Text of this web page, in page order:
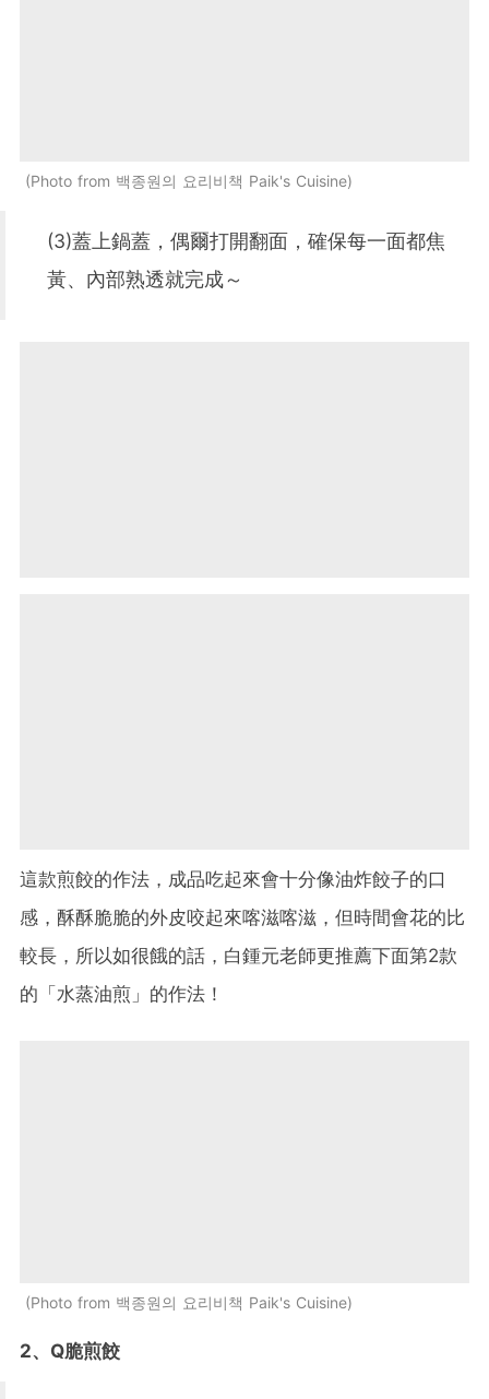
Photo from 백종원의 요리비책 Paik's Cuisine
(3)蓋上鍋蓋，偶爾打開翻面，確保每一面都焦
黃、內部熟透就完成～
這款煎餃的作法，成品吃起來會十分像油炸餃子的口
感，酥酥脆脆的外皮咬起來喀滋喀滋，但時間會花的比
較長，所以如很餓的話，白鍾元老師更推薦下面第2款
的「水蒸油煎」的作法！
Photo from 백종원의 요리비책 Paik's Cuisine
2、Q脆煎餃